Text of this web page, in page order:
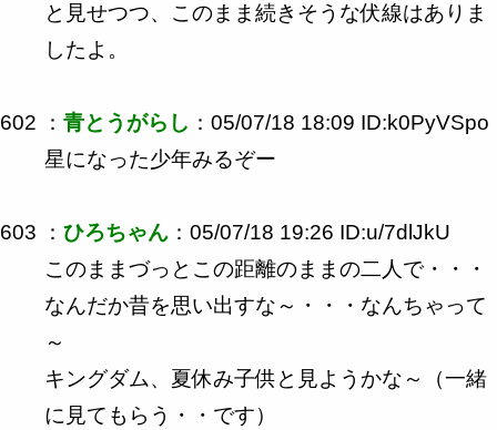
と見せつつ、このまま続きそうな伏線はありま
したよ。
602 ： 青とうがらし ：05/07/18 18:09 ID:k0PyVSpo
星になった少年みるぞー
603 ： ひろちゃん ：05/07/18 19:26 ID:u/7dlJkU
このままづっとこの距離のままの二人で・・・
なんだか昔を思い出すな～・・・なんちゃって
～
キングダム、夏休み子供と見ようかな～（一緒
に見てもらう・・です）